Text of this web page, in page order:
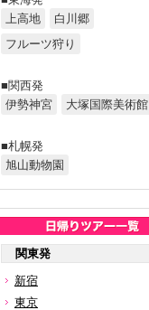
上高地
白川郷
フルーツ狩り
■関西発
伊勢神宮
大塚国際美術館
■札幌発
旭山動物園
関東発
新宿
東京